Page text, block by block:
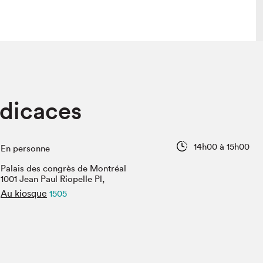
Vidéos et balados
En personne
14h00 à 15h00
Palais des congrès de Montréal
1001 Jean Paul Riopelle Pl,
Au kiosque 1505